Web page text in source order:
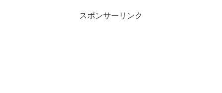
スポンサーリンク